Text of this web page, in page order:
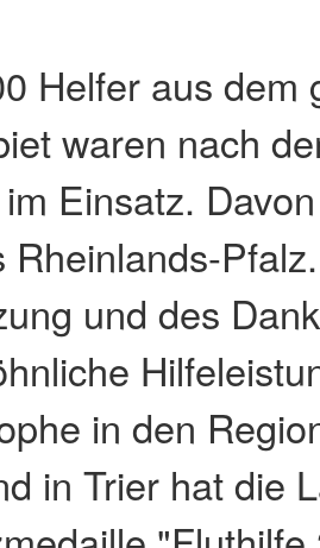
Helfer aus dem
waren nach
Einsatz.
Rheinlands-
und des
in den
in Trier hat die